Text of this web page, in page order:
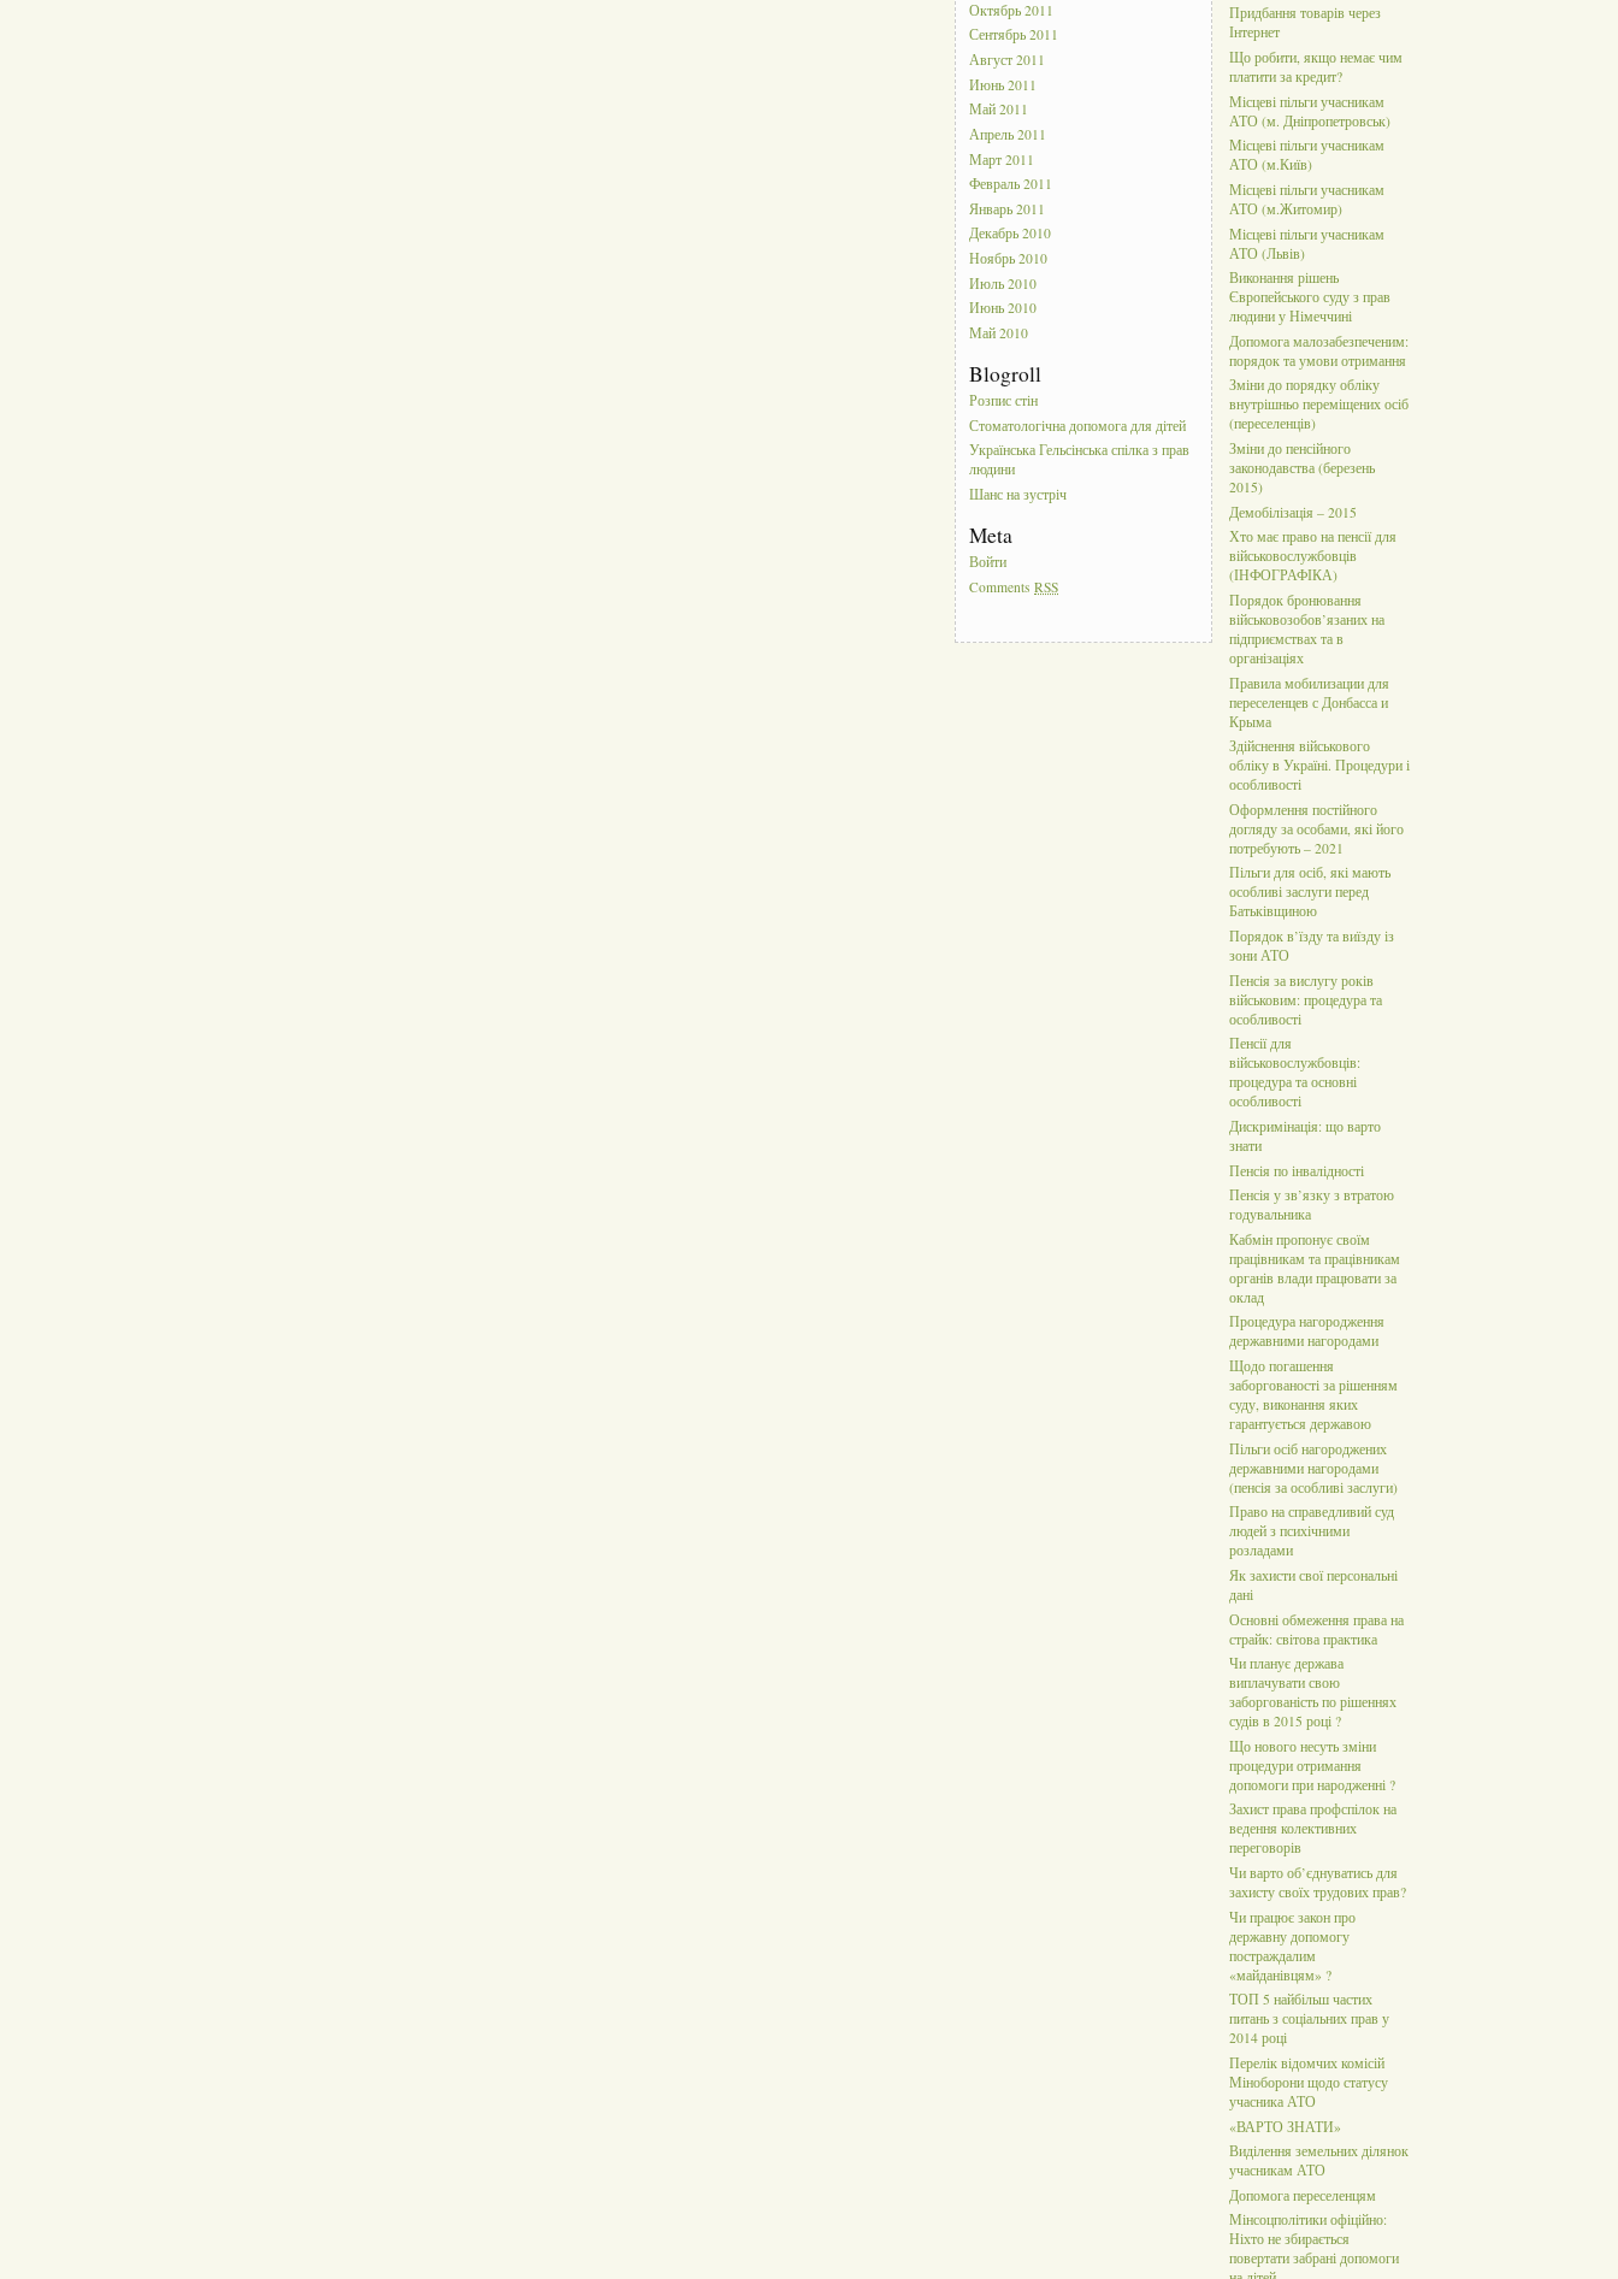
Октябрь 2011
Сентябрь 2011
Август 2011
Июнь 2011
Май 2011
Апрель 2011
Март 2011
Февраль 2011
Январь 2011
Декабрь 2010
Ноябрь 2010
Июль 2010
Июнь 2010
Май 2010
Blogroll
Розпис стін
Стоматологічна допомога для дітей
Українська Гельсінська спілка з прав
людини
Шанс на зустріч
Meta
Войти
CommentsRSS
Придбання товарів через
Інтернет
Що робити, якщо немає чим
платити за кредит?
Місцеві пільги учасникам
АТО (м. Дніпропетровськ)
Місцеві пільги учасникам
АТО (м.Київ)
Місцеві пільги учасникам
АТО (м.Житомир)
Місцеві пільги учасникам
АТО (Львів)
Виконання рішень
Європейського суду з прав
людини у Німеччині
Допомога малозабезпеченим:
порядок та умови отримання
Зміни до порядку обліку
внутрішньо переміщених осіб
(переселенців)
Зміни до пенсійного
законодавства (березень
2015)
Демобілізація – 2015
Хто має право на пенсії для
військовослужбовців
(ІНФОГРАФІКА)
Порядок бронювання
військовозобов’язаних на
підприємствах та в
організаціях
Правила мобилизации для
переселенцев с Донбасса и
Крыма
Здійснення військового
обліку в Україні. Процедури і
особливості
Оформлення постійного
догляду за особами, які його
потребують – 2021
Пільги для осіб, які мають
особливі заслуги перед
Батьківщиною
Порядок в’їзду та виїзду із
зони АТО
Пенсія за вислугу років
військовим: процедура та
особливості
Пенсії для
військовослужбовців:
процедура та основні
особливості
Дискримінація: що варто
знати
Пенсія по інвалідності
Пенсія у зв’язку з втратою
годувальника
Кабмін пропонує своїм
працівникам та працівникам
органів влади працювати за
оклад
Процедура нагородження
державними нагородами
Щодо погашення
заборгованості за рішенням
суду, виконання яких
гарантується державою
Пільги осіб нагороджених
державними нагородами
(пенсія за особливі заслуги)
Право на справедливий суд
людей з психічними
розладами
Як захисти свої персональні
дані
Основні обмеження права на
страйк: світова практика
Чи планує держава
виплачувати свою
заборгованість по рішеннях
судів в 2015 році ?
Що нового несуть зміни
процедури отримання
допомоги при народженні ?
Захист права профспілок на
ведення колективних
переговорів
Чи варто об’єднуватись для
захисту своїх трудових прав?
Чи працює закон про
державну допомогу
постраждалим
«майданівцям» ?
ТОП 5 найбільш частих
питань з соціальних прав у
2014 році
Перелік відомчих комісій
Міноборони щодо статусу
учасника АТО
«ВАРТО ЗНАТИ»
Виділення земельних ділянок
учасникам АТО
Допомога переселенцям
Мінсоцполітики офіційно:
Ніхто не збирається
повертати забрані допомоги